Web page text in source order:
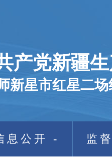
产党新疆
新星市红星二
息公开 - 监